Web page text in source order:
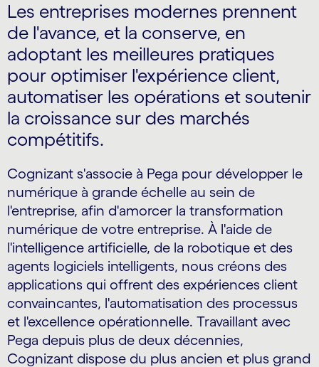
Les entreprises modernes prennent
de l'avance, et la conserve, en
adoptant les meilleures pratiques
pour optimiser l'expérience client,
automatiser les opérations et soutenir
la croissance sur des marchés
compétitifs.
Cognizant s'associe à Pega pour développer le
numérique à grande échelle au sein de
l'entreprise, afin d'amorcer la transformation
numérique de votre entreprise. À l'aide de
l'intelligence artificielle, de la robotique et des
agents logiciels intelligents, nous créons des
applications qui offrent des expériences client
convaincantes, l'automatisation des processus
et l'excellence opérationnelle. Travaillant avec
Pega depuis plus de deux décennies,
Cognizant dispose du plus ancien et plus grand